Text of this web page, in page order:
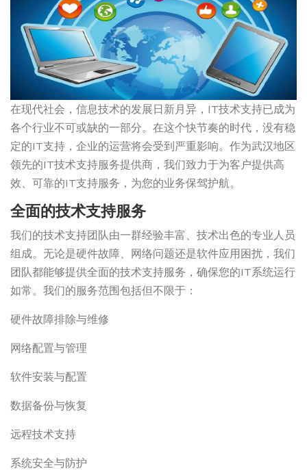
在现代社会，信息技术的发展日新月异，IT技术支持已成为
各个行业不可或缺的一部分。在这个快节奏的时代，没有稳
定的IT支持，企业的运营将会受到严重影响。作为武汉地区
领先的IT技术支持服务提供商，我们致力于为客户提供高
效、可靠的IT支持服务，为您的业务保驾护航。
全面的技术支持服务
我们的技术支持团队由一群经验丰富、技术出色的专业人员
组成。无论是硬件故障、网络问题还是软件应用困扰，我们
团队都能够提供全面的技术支持服务，确保您的IT系统运行
如常。我们的服务范围包括但不限于：
硬件故障排除与维修
网络配置与管理
软件安装与配置
数据备份与恢复
远程技术支持
系统安全与防护